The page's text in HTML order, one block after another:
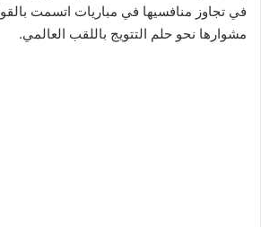
في تجاوز منافسيها في مباريات اتسمت
مشوارها نحو حلم التتويج باللقب العالمي.